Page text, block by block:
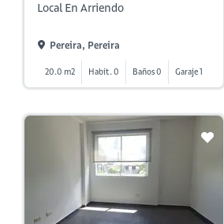
Local En Arriendo
Pereira, Pereira
20.0 m2 Habit. 0 Baños 0 Garaje 1